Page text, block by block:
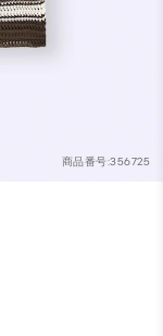
商品番号:356725